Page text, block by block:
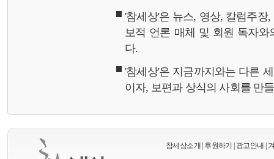
'참세상'은 뉴스, 영상, 칼럼주
보적 언론 매체 및 회원 독자와
다.
'참세상'은 지금까지와는 다른
이자, 보편과 상식의 사회를 만
참세상소개 후원하기 광고안내